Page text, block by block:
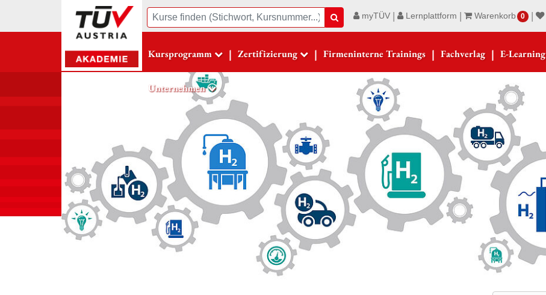
Suche SuchemyTÜV | Lernplattform | Warenkorb 0 |
Kursprogramm | Zertifizierung | Firmeninterne Trainings | Fachverlag | E-Learning
Unternehmen